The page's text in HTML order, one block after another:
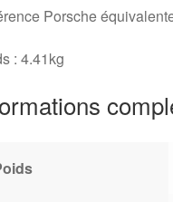
Porsche
: 4.41kg